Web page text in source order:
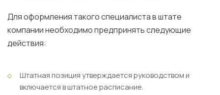
Для оформления такого специалиста в штате
компании необходимо предпринять следующие
действия:
Штатная позиция утверждается руководством и
включается в штатное расписание.